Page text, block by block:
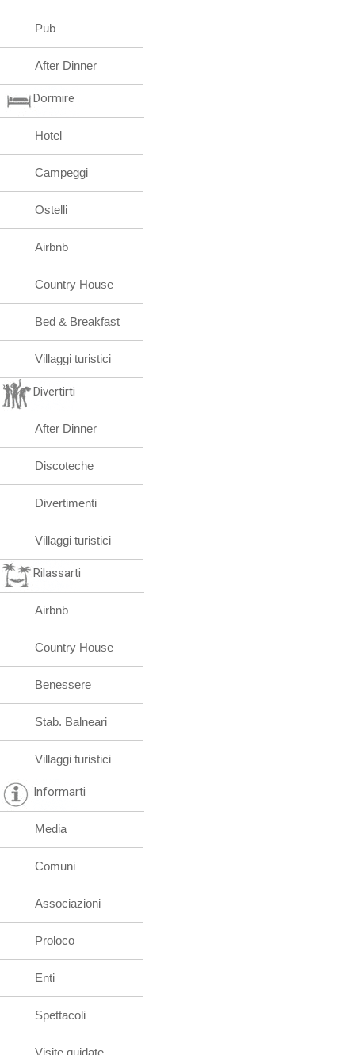
Pub
After Dinner
Dormire
Hotel
Campeggi
Ostelli
Airbnb
Country House
Bed & Breakfast
Villaggi turistici
Divertirti
After Dinner
Discoteche
Divertimenti
Villaggi turistici
Rilassarti
Airbnb
Country House
Benessere
Stab. Balneari
Villaggi turistici
Informarti
Media
Comuni
Associazioni
Proloco
Enti
Spettacoli
Visite guidate